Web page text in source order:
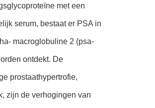
met een
serum, bestaat er PSA in
macroglobuline 2 (psa-
ontdekt. De
prostaathypertrofie,
zijn de verhogingen van